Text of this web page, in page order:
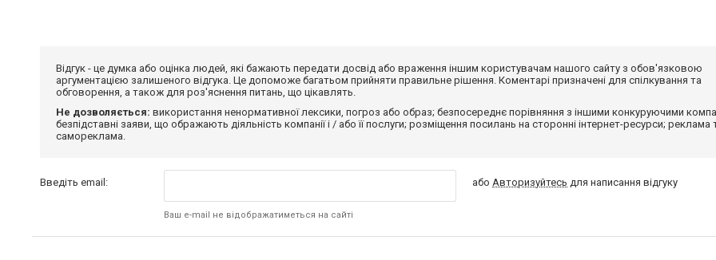
Відгук - це думка або оцінка людей, які бажають передати досвід або враження іншим користувачам нашого сайту з обов'язковою
аргументацією залишеного відгука. Це допоможе багатьом прийняти правильне рішення. Коментарі призначені для спілкування та
обговорення, а також для роз'яснення питань, що цікавлять.
Не дозволяється: використання ненормативної лексики, погроз або образ; безпосереднє порівняння з іншими конкуруючими
безпідставні заяви, що ображають діяльність компанії і / або її послуги; розміщення посилань на сторонні інтернет-ресурси; реклама
самореклама.
Введіть email:
Ваш e-mail не відображатиметься на сайті
абоАвторизуйтесь для написання відгуку